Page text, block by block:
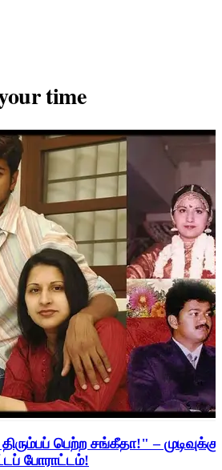
time
பெற்ற சங்கீதா!" –
போராட்டம்!